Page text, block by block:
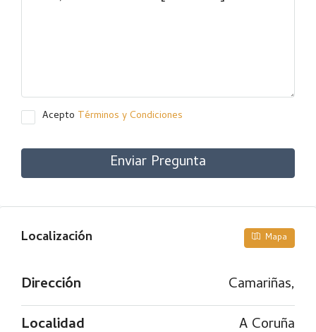
Acepto Términos y Condiciones
Enviar Pregunta
Localización Mapa
Dirección
Camariñas,
Localidad
A Coruña